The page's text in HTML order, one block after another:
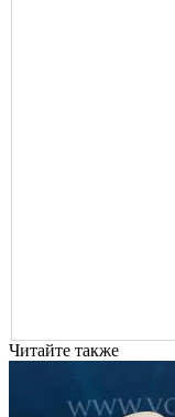
Читайте также